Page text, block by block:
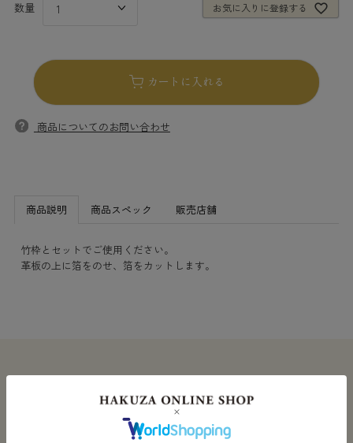
お気に入りに登録する
カートに入れる
商品についてのお問い合わせ
商品説明 商品スペック 販売店舗
竹枠とセットでご使用ください。
革板の上に箔をのせ、箔をカットします。
この商品を見た人がチェックしている商品